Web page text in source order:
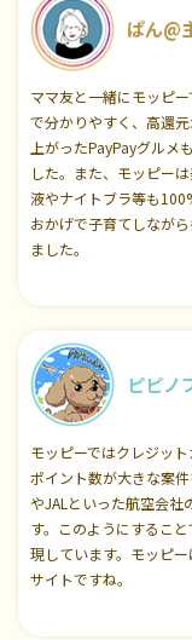
ぱん@
ママ友と一緒にモッピ
で分かりやすく、高還
上がったPayPayグルメ
した。また、モッピー
液やナイトブラ等も
おかげで子育てしなが
ました。
ピピノ
モッピーではクレジッ
ポイント数が大きな案
やJALといった航空会
す。このようにするこ
現しています。モッピ
サイトですね。